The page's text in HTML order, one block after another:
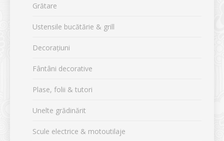
Grătare
Ustensile bucătărie & grill
Decorațiuni
Fântâni decorative
Plase, folii & tutori
Unelte grădinărit
Scule electrice & motoutilaje